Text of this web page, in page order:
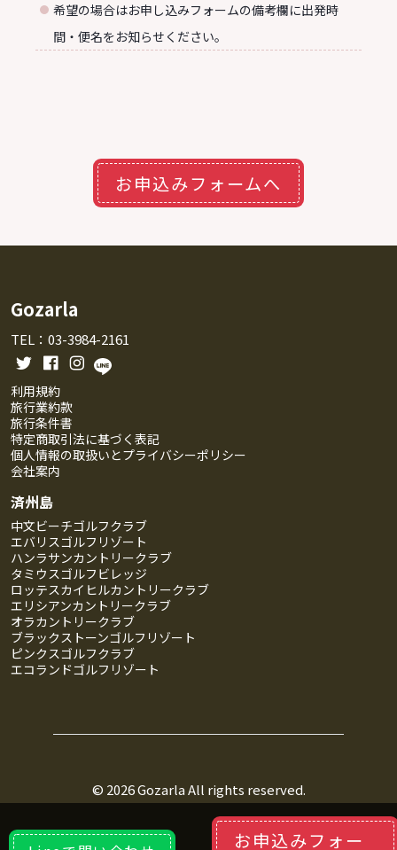
希望の場合はお申し込みフォームの備考欄に出発時
間・便名をお知らせください。
お申込みフォー
お申込みフォームへ
Gozarla
TEL：03-3984-2161
利用規約
旅行業約款
旅行条件書
特定商取引法に基づく表記
個人情報の取扱いとプライバシーポリシー
会社案内
済州島
中文ビーチゴルフクラブ
エバリスゴルフリゾート
ハンラサンカントリークラブ
タミウスゴルフビレッジ
ロッテスカイヒルカントリークラブ
エリシアンカントリークラブ
オラカントリークラブ
ブラックストーンゴルフリゾート
ピンクスゴルフクラブ
エコランドゴルフリゾート
© 2026GozarlaAll rights reserved.